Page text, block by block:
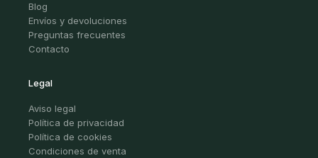
Blog
Envíos y devoluciones
Preguntas frecuentes
Contacto
Legal
Aviso legal
Política de privacidad
Política de cookies
Condiciones de venta